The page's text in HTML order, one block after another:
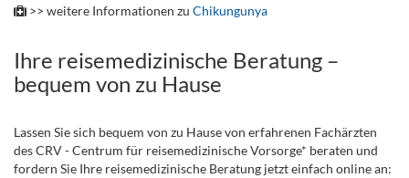
>> weitere Informationen zu Chikungunya
Ihre reisemedizinische Beratung –
bequem von zu Hause
Lassen Sie sich bequem von zu Hause von erfahrenen Fachärzten
des CRV - Centrum für reisemedizinische Vorsorge* beraten und
fordern Sie Ihre reisemedizinische Beratung jetzt einfach online an: